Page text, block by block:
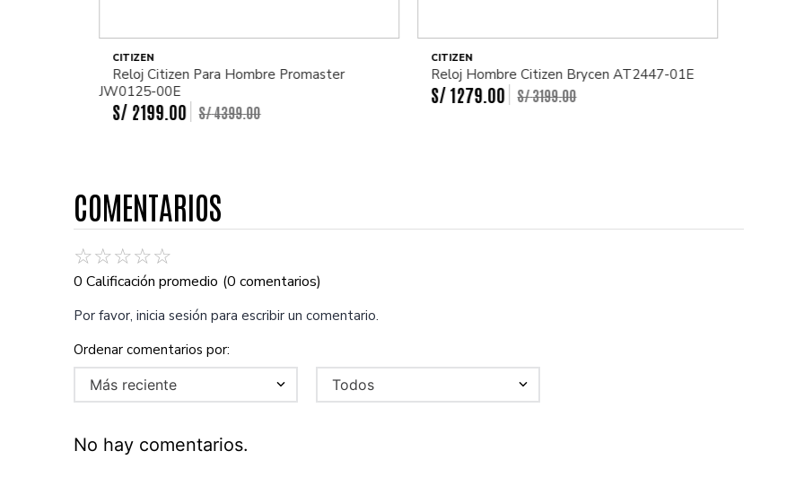
CITIZEN
Reloj Citizen Para Hombre Promaster
JW0125-00E
S/ 2199.00 S/4399.00
CITIZEN
Reloj Hombre Citizen Brycen AT2447-01E
S/1279.00 S/3199.00
COMENTARIOS
☆☆☆☆☆
0 Calificación promedio (0 comentarios)
Por favor, inicia sesión para escribir un comentario.
Más reciente Todos
No hay comentarios.